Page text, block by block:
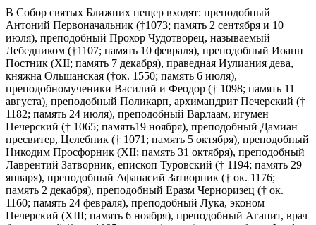
В Собор святых Ближних пещер входят: преподобный
Антоний Первоначальник (†1073; память 2 сентября и 10
июля), преподобный Прохор Чудотворец, называемый
Лебедником (†1107; память 10 февраля), преподобный Иоанн
Постник (XII; память 7 декабря), праведная Иулиания дева,
княжна Ольшанская (†ок. 1550; память 6 июля),
преподобномученики Василий и Феодор († 1098; память 11
августа), преподобный Поликарп, архимандрит Печерский (†
1182; память 24 июля), преподобный Варлаам, игумен
Печерский († 1065; память19 ноября), преподобный Дамиан
пресвитер, Целебник († 1071; память 5 октября), преподобный
Никодим Просфорник (XII; память 31 октября), преподобный
Лаврентий Затворник, епископ Туровский († 1194; память 29
января), преподобный Афанасий Затворник († ок. 1176;
память 2 декабря), преподобный Еразм Черноризец († ок.
1160; память 24 февраля), преподобный Лука, эконом
Печерский (XIII; память 6 ноября), преподобный Агапит, врач